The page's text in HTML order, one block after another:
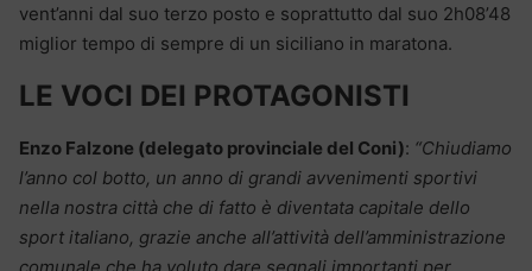
vent’anni dal suo terzo posto e soprattutto dal suo 2h08’48
miglior tempo di sempre di un siciliano in maratona.
LE VOCI DEI PROTAGONISTI
Enzo Falzone (delegato provinciale del Coni): “Chiudiamo
l’anno col botto, un anno di grandi avvenimenti sportivi
nella nostra città che di fatto è diventata capitale dello
sport italiano, grazie anche all’attività dell’amministrazione